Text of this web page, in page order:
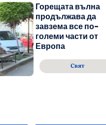
Горещата вълна
продължава да
завзема все по-
големи части от
Европа
Свят